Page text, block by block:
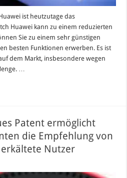
ist heutzutage das
Huawei kann zu einem reduzierten
Sie zu einem sehr günstigen
besten Funktionen erwerben. Es ist
dem Markt, insbesondere wegen
…
Patent ermöglicht
die Empfehlung von
Nutzer